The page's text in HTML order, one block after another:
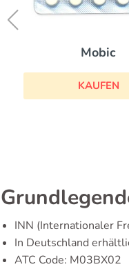
Imigran
KAUFEN
INN (Internationaler
In Deutschland
ATC Code: M03BX02